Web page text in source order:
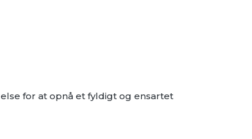
for at opnå et fyldigt og ensartet